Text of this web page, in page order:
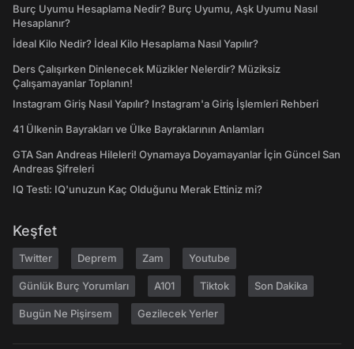
Burç Uyumu Hesaplama Nedir? Burç Uyumu, Aşk Uyumu Nasıl
Hesaplanır?
İdeal Kilo Nedir? İdeal Kilo Hesaplama Nasıl Yapılır?
Ders Çalışırken Dinlenecek Müzikler Nelerdir? Müziksiz
Çalışamayanlar Toplanın!
Instagram Giriş Nasıl Yapılır? Instagram'a Giriş İşlemleri Rehberi
41 Ülkenin Bayrakları ve Ülke Bayraklarının Anlamları
GTA San Andreas Hileleri! Oynamaya Doyamayanlar İçin Güncel San
Andreas Şifreleri
IQ Testi: IQ'unuzun Kaç Olduğunu Merak Ettiniz mi?
Keşfet
Twitter Deprem Zam Youtube
Günlük Burç Yorumları A101 Tiktok Son Dakika
Bugün Ne Pişirsem Gezilecek Yerler